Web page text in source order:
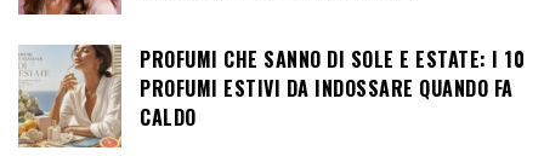
PROFUMI CHE SANNO DI SOLE E ESTATE: I 10
PROFUMI ESTIVI DA INDOSSARE QUANDO FA
CALDO